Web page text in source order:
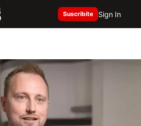
Suscribite Sign In